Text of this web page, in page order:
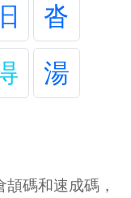
沓
湯
碼和速成碼，